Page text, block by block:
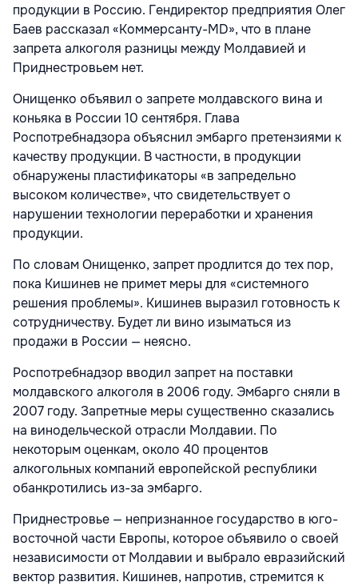
продукции в Россию. Гендиректор предприятия Олег
Баев рассказал «Коммерсанту-MD», что в плане
запрета алкоголя разницы между Молдавией и
Приднестровьем нет.
Онищенко объявил о запрете молдавского вина и
коньяка в России 10 сентября. Глава
Роспотребнадзора объяснил эмбарго претензиями к
качеству продукции. В частности, в продукции
обнаружены пластификаторы «в запредельно
высоком количестве», что свидетельствует о
нарушении технологии переработки и хранения
продукции.
По словам Онищенко, запрет продлится до тех пор,
пока Кишинев не примет меры для «системного
решения проблемы». Кишинев выразил готовность к
сотрудничеству. Будет ли вино изыматься из
продажи в России — неясно.
Роспотребнадзор вводил запрет на поставки
молдавского алкоголя в 2006 году. Эмбарго сняли в
2007 году. Запретные меры существенно сказались
на винодельческой отрасли Молдавии. По
некоторым оценкам, около 40 процентов
алкогольных компаний европейской республики
обанкротились из-за эмбарго.
Приднестровье — непризнанное государство в юго-
восточной части Европы, которое объявило о своей
независимости от Молдавии и выбрало евразийский
вектор развития. Кишинев, напротив, стремится к